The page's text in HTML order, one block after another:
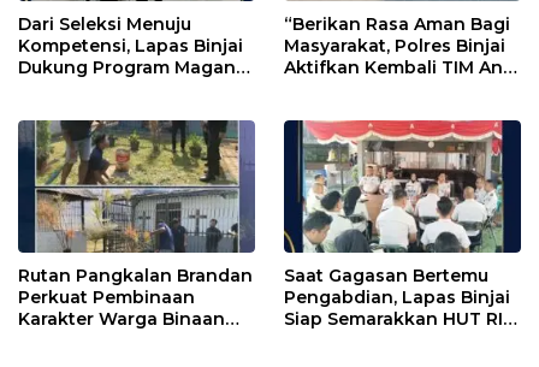
Dari Seleksi Menuju
Kompetensi, Lapas Binjai
Dukung Program Magang
“Berikan Rasa Aman Bagi
Masyarakat, Polres Binjai
Aktifkan Kembali TIM Anti
Rutan Pangkalan Brandan
Perkuat Pembinaan
Karakter Warga Binaan
Saat Gagasan Bertemu
Pengabdian, Lapas Binjai
Siap Semarakkan HUT RI